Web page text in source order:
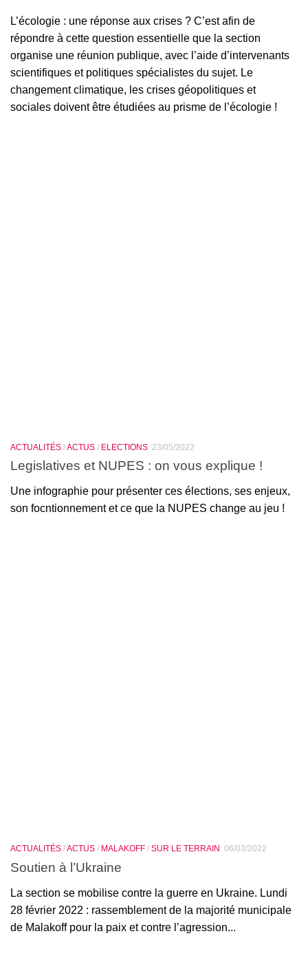
L’écologie : une réponse aux crises ? C’est afin de
répondre à cette question essentielle que la section
organise une réunion publique, avec l’aide d’intervenants
scientifiques et politiques spécialistes du sujet. Le
changement climatique, les crises géopolitiques et
sociales doivent être étudiées au prisme de l’écologie !
ACTUALITÉS /ACTUS / ELECTIONS 23/05/2022
Legislatives et NUPES : on vous explique !
Une infographie pour présenter ces élections, ses enjeux,
son focntionnement et ce que la NUPES change au jeu !
ACTUALITÉS /ACTUS / MALAKOFF / SUR LE TERRAIN 06/03/2022
Soutien à l’Ukraine
La section se mobilise contre la guerre en Ukraine. Lundi
28 février 2022 : rassemblement de la majorité municipale
de Malakoff pour la paix et contre l’agression...